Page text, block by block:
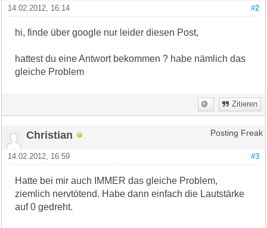
#2
14.02.2012, 16:14
hi, finde über google nur leider diesen Post,
hattest du eine Antwort bekommen ? habe nämlich das
gleiche Problem
Zitieren
Christian Posting Freak
#3
14.02.2012, 16:59
Hatte bei mir auch IMMER das gleiche Problem,
ziemlich nervtötend. Habe dann einfach die Lautstärke
auf 0 gedreht.